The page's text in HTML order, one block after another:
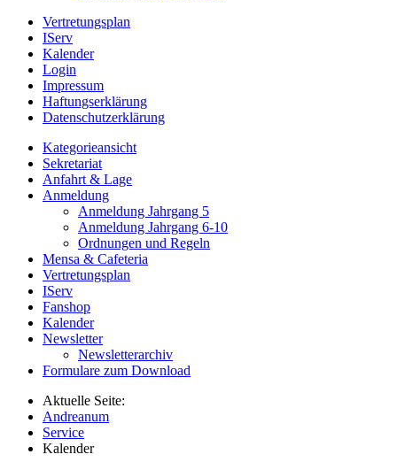
Vertretungsplan
IServ
Kalender
Login
Impressum
Haftungserklärung
Datenschutzerklärung
Kategorieansicht
Sekretariat
Anfahrt & Lage
Anmeldung
Anmeldung Jahrgang 5
Anmeldung Jahrgang 6-10
Ordnungen und Regeln
Mensa & Cafeteria
Vertretungsplan
IServ
Fanshop
Kalender
Newsletter
Newsletterarchiv
Formulare zum Download
Aktuelle Seite:
Andreanum
Service
Kalender